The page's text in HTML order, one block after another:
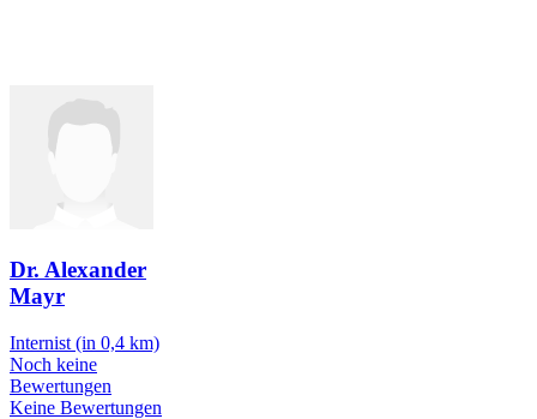
Dr. Alexander
Mayr
Internist (in 0,4 km)
Noch keine
Bewertungen
Keine Bewertungen